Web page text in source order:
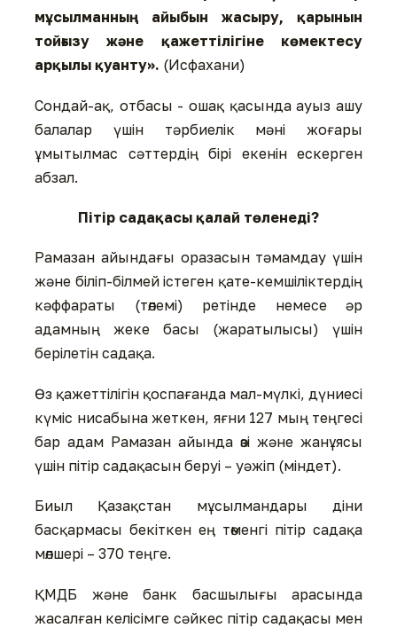
мұсылманның айыбын жасыру, қарынын
тойғызу және қажеттілігіне көмектесу
арқылы қуанту». (Исфахани)
Сондай-ақ, отбасы - ошақ қасында ауыз ашу
балалар үшін тәрбиелік мәні жоғары
ұмытылмас сәттердің бірі екенін ескерген
абзал.
Пітір садақасы қалай төленеді?
Рамазан айындағы оразасын тәмамдау үшін
және біліп-білмей істеген қате-кемшіліктердің
кәффараты (төлемі) ретінде немесе әр
адамның жеке басы (жаратылысы) үшін
берілетін садақа.
Өз қажеттілігін қоспағанда мал-мүлкі, дүниесі
күміс нисабына жеткен, яғни 127 мың теңгесі
бар адам Рамазан айында өзі және жанұясы
үшін пітір садақасын беруі – уәжіп (міндет).
Биыл Қазақстан мұсылмандары діни
басқармасы бекіткен ең төменгі пітір садақа
мөлшері – 370 теңге.
ҚМДБ және банк басшылығы арасында
жасалған келісімге сәйкес пітір садақасы мен